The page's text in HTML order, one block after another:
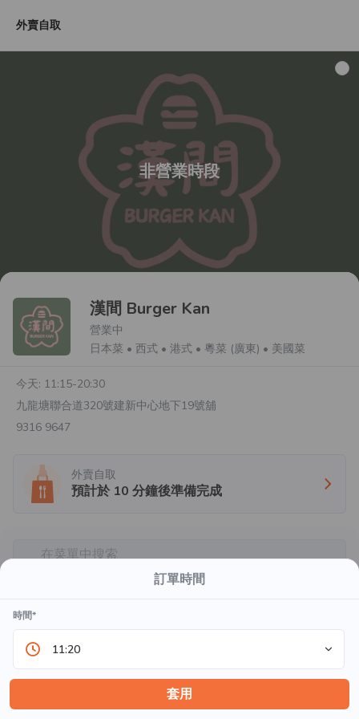
訂單時間
時間*
11:20
套用
外賣自取
非營業時段
漢間 Burger Kan
營業中
日本菜 • 西式 • 港式 • 粵菜 (廣東) • 美國菜
今天: 11:15-20:30
九龍塘聯合道320號建新中心地下19號舖
9316 9647
外賣自取
預計於 10 分鐘後準備完成
在菜單中搜索
漢間（單層）
汁
$64.0起
漢間（雙層）